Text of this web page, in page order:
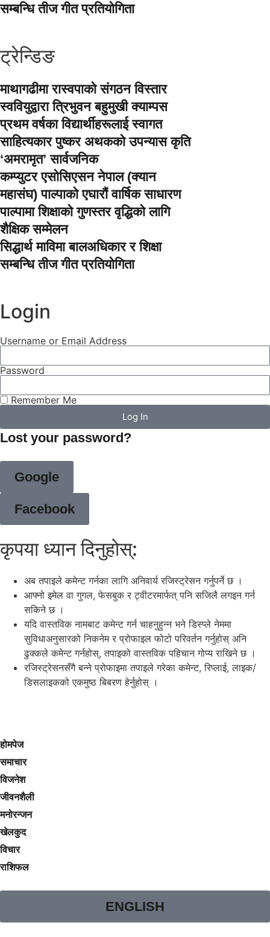
सम्बन्धि तीज गीत प्रतियोगिता
ट्रेन्डिङ
माथागढीमा रास्वपाको संगठन विस्तार
स्ववियुद्वारा त्रिभुवन बहुमुखी क्याम्पस
प्रथम वर्षका विद्यार्थीहरूलाई स्वागत
साहित्यकार पुष्कर अथकको उपन्यास कृति
‘अमरामृत’ सार्वजनिक
कम्प्युटर एसोसिएसन नेपाल (क्यान
महासंघ) पाल्पाको एघारौं वार्षिक साधारण
पाल्पामा शिक्षाको गुणस्तर वृद्धिको लागि
शैक्षिक सम्मेलन
सिद्धार्थ माविमा बालअधिकार र शिक्षा
सम्बन्धि तीज गीत प्रतियोगिता
Login
Username or Email Address
Password
Remember Me
Log In
Lost your password?
Google
Facebook
कृपया ध्यान दिनुहोस्:
अब तपाइले कमेन्ट गर्नका लागि अनिवार्य रजिस्ट्रेसन गर्नुपर्ने छ ।
आफ्नो इमेल वा गुगल, फेसबुक र ट्वीटरमार्फत् पनि सजिलै लगइन गर्न
सकिने छ ।
यदि वास्तविक नामबाट कमेन्ट गर्न चाहनुहुन्न भने डिस्प्ले नेममा
सुविधाअनुसारको निकनेम र प्रोफाइल फोटो परिवर्तन गर्नुहोस् अनि
ढुक्कले कमेन्ट गर्नहोस्, तपाइको वास्तविक पहिचान गोप्य राखिने छ ।
रजिस्ट्रेसनसँगै बन्ने प्रोफाइमा तपाइले गरेका कमेन्ट, रिप्लाई, लाइक/
डिसलाइकको एकमुष्ठ बिबरण हेर्नुहोस् ।
होमपेज
समाचार
विजनेश
जीवनशैली
मनोरन्जन
खेलकुद
विचार
राशिफल
ENGLISH